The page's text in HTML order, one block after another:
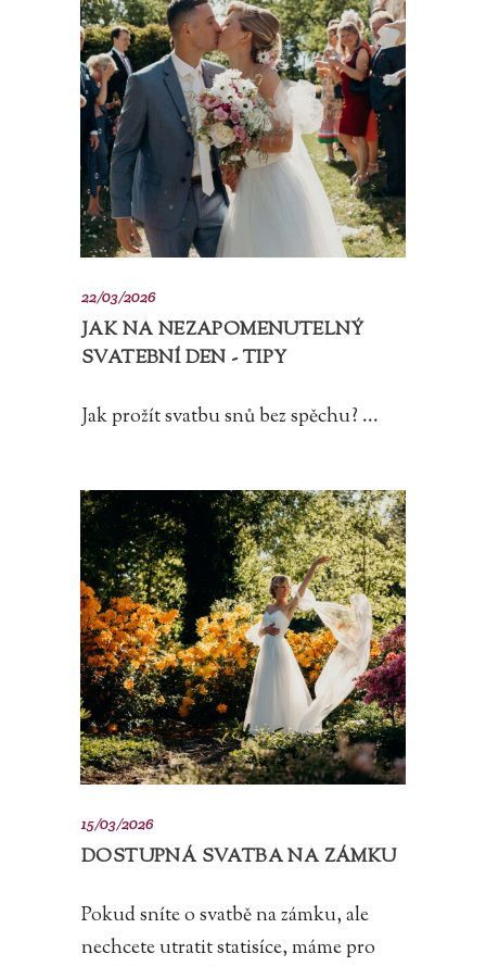
22/03/2026
JAK NA NEZAPOMENUTELNÝ
SVATEBNÍ DEN - TIPY
Jak prožít svatbu snů bez spěchu? ...
15/03/2026
DOSTUPNÁ SVATBA NA ZÁMKU
Pokud sníte o svatbě na zámku, ale
nechcete utratit statisíce, máme pro